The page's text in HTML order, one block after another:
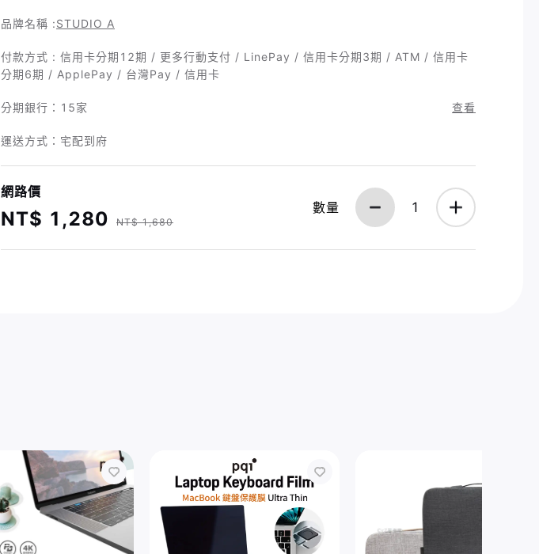
品牌名稱 :STUDIO A
付款方式 : 信用卡分期12期 / 更多行動支付 / LinePay / 信用卡分期3期 / ATM / 信用卡
分期6期 / ApplePay / 台灣Pay / 信用卡
分期銀行： 15家 查看
運送方式：宅配到府
網路價
NT$ 1,280 NT$ 1,680
數量 1